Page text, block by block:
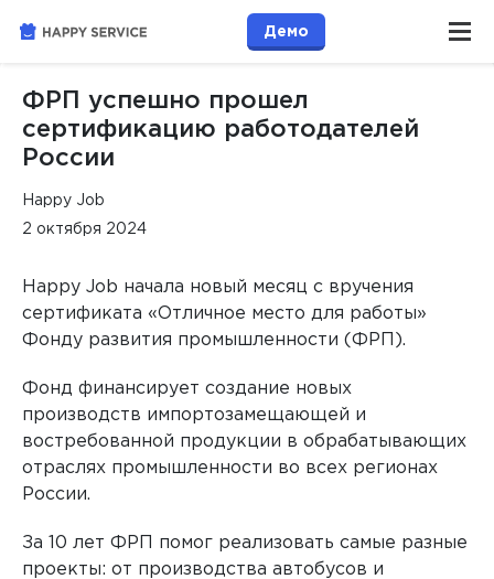
Демо
ФРП успешно прошел
сертификацию работодателей
России
Happy Job
2 октября 2024
Happy Job начала новый месяц с вручения
сертификата «Отличное место для работы»
Фонду развития промышленности (ФРП).
Фонд финансирует создание новых
производств импортозамещающей и
востребованной продукции в обрабатывающих
отраслях промышленности во всех регионах
России.
За 10 лет ФРП помог реализовать самые разные
проекты: от производства автобусов и